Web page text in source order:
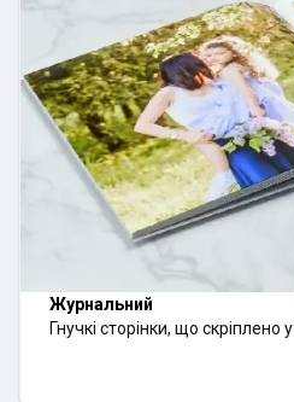
Журнальний
Гнучкі сторінки, що скріплено у